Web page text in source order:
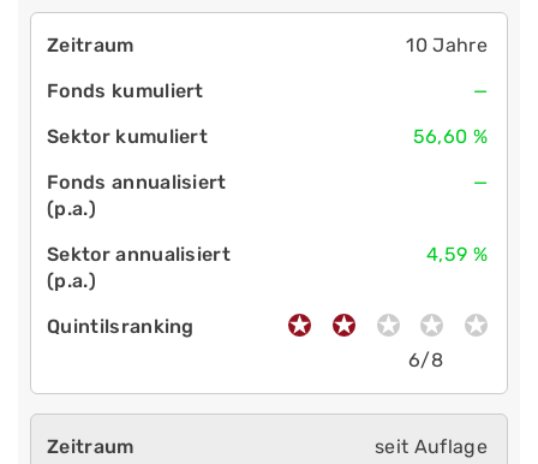
10 Jahre
—
56,60 %
—
4,59 %
6/8
seit Auflage